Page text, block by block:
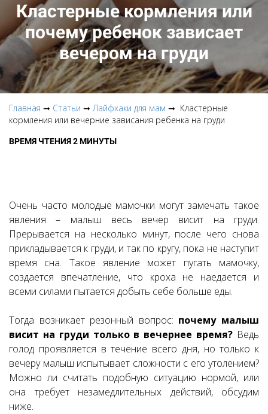
Кластерные кормления или
почему ребенок зависает
вечером на груди
Главная ➞ Статьи ➞Лайфхаки для мам ➞ Кластерные
кормления или вечерние зависания ребенка на груди
ВРЕМЯ ЧТЕНИЯ 2 МИНУТЫ
Очень часто молодые мамочки могут замечать такое
явления – малыш весь вечер висит на груди.
Прерывается на несколько минут, после чего снова
прикладывается к груди, и так по кругу, пока не наступит
время сна. Такое явление может пугать мамочку,
создается впечатление, что кроха не наедается и
всеми силами пытается добыть себе больше еды.
Тогда возникает резонный вопрос: почему малыш
висит на груди только в вечернее время? Ведь
голод проявляется в течение всего дня, но только к
вечеру малыш испытывает сложности с его утолением?
Можно ли считать подобную ситуацию нормой, или
она требует незамедлительных действий, обсудим
ниже.